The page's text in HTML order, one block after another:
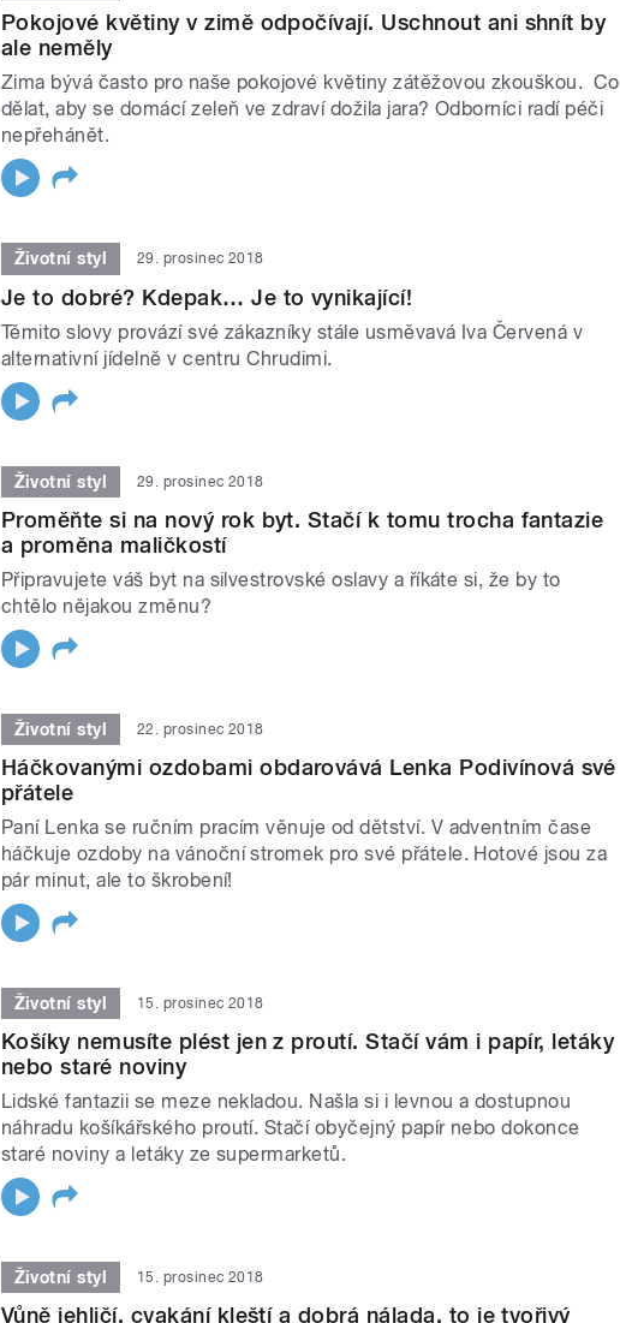
Pokojové květiny v zimě odpočívají. Uschnout ani shnít by
ale neměly
Zima bývá často pro naše pokojové květiny zátěžovou zkouškou. Co
dělat, aby se domácí zeleň ve zdraví dožila jara? Odborníci radí péči
nepřehánět.
Životní styl 29. prosinec 2018
Je to dobré? Kdepak… Je to vynikající!
Těmito slovy provází své zákazníky stále usměvavá Iva Červená v
alternativní jídelně v centru Chrudimi.
Životní styl 29. prosinec 2018
Proměňte si na nový rok byt. Stačí k tomu trocha fantazie
a proměna maličkostí
Připravujete váš byt na silvestrovské oslavy a říkáte si, že by to
chtělo nějakou změnu?
Životní styl 22. prosinec 2018
Háčkovanými ozdobami obdarovává Lenka Podivínová své
přátele
Paní Lenka se ručním pracím věnuje od dětství. V adventním čase
háčkuje ozdoby na vánoční stromek pro své přátele. Hotové jsou za
pár minut, ale to škrobení!
Životní styl 15. prosinec 2018
Košíky nemusíte plést jen z proutí. Stačí vám i papír, letáky
nebo staré noviny
Lidské fantazii se meze nekladou. Našla si i levnou a dostupnou
náhradu košíkářského proutí. Stačí obyčejný papír nebo dokonce
staré noviny a letáky ze supermarketů.
Životní styl 15. prosinec 2018
Vůně jehličí, cvakání kleští a dobrá nálada, to je tvořivý